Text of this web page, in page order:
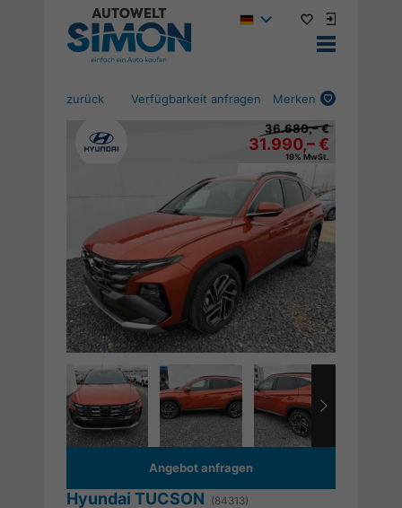
zurück Verfügbarkeit anfragen Merken
36.680,– €
31.990,– €
19% MwSt.
Angebot anfragen
(84313)
Hyundai TUCSON